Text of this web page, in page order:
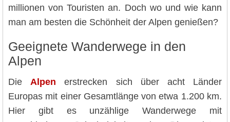
millionen von Touristen an. Doch wo und wie kann
man am besten die Schönheit der Alpen genießen?
Geeignete Wanderwege in den
Alpen
DieAlpen erstrecken sich über acht Länder
Europas mit einer Gesamtlänge von etwa 1.200 km.
Hier gibt es unzählige Wanderwege mit